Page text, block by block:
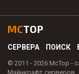
MCTOP
СЕРВЕРА ПОИСК
© 2011 - 2026 McTop -
Майнкрафт серверов.